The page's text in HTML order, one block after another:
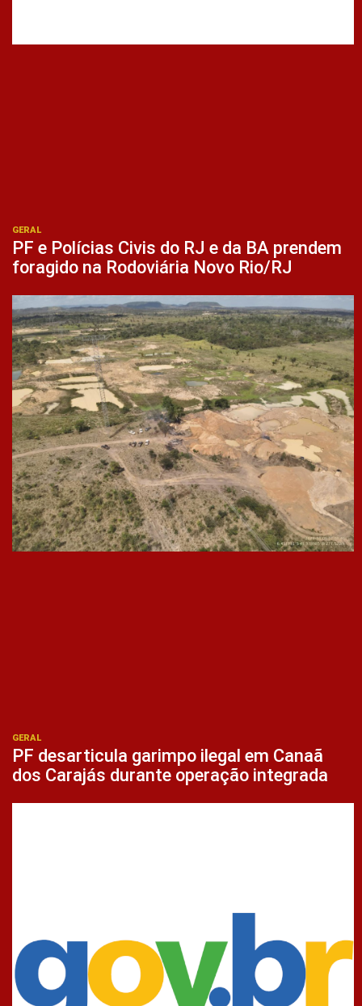
GERAL
PF e Polícias Civis do RJ e da BA prendem
foragido na Rodoviária Novo Rio/RJ
GERAL
PF desarticula garimpo ilegal em Canaã
dos Carajás durante operação integrada